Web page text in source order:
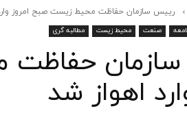
رییس سازمان حفاظت محیط زیست صبح امروز
صنعت محیط زیست مطالبه گری
اهواز شد